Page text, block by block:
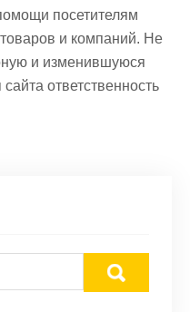
посетителям
и компаний. Не
и изменившуюся
ответственность